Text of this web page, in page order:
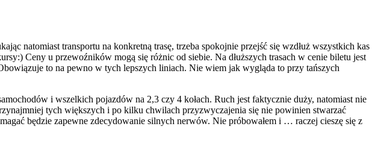
natomiast transportu na konkretną trasę, trzeba spokojnie przejść się wzdłuż wszystkich kas
Ceny u przewoźników mogą się różnic od siebie. Na dłuższych trasach w cenie biletu jest
to na pewno w tych lepszych liniach. Nie wiem jak wygląda to przy tańszych
i wszelkich pojazdów na 2,3 czy 4 kołach. Ruch jest faktycznie duży, natomiast nie
tych większych i po kilku chwilach przyzwyczajenia się nie powinien stwarzać
będzie zapewne zdecydowanie silnych nerwów. Nie próbowałem i … raczej cieszę się z